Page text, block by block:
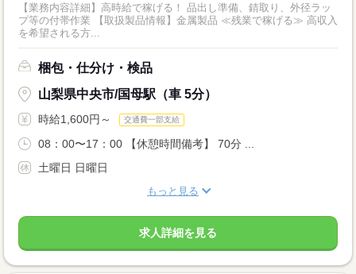
【業務内容詳細】高時給で稼げる！ 品出し準備、錆取り、外径ラッ
プ等の付帯作業 【取扱製品情報】金属製品 ≪残業で稼げる≫ 高収入
を希望される方...
梱包・仕分け・検品
山梨県中央市/国母駅（車 5分）
時給1,600円～ 交通費一部支給
08：00〜17：00 【休憩時間備考】 70分 ...
土曜日 日曜日
もっと見る
求人詳細を見る